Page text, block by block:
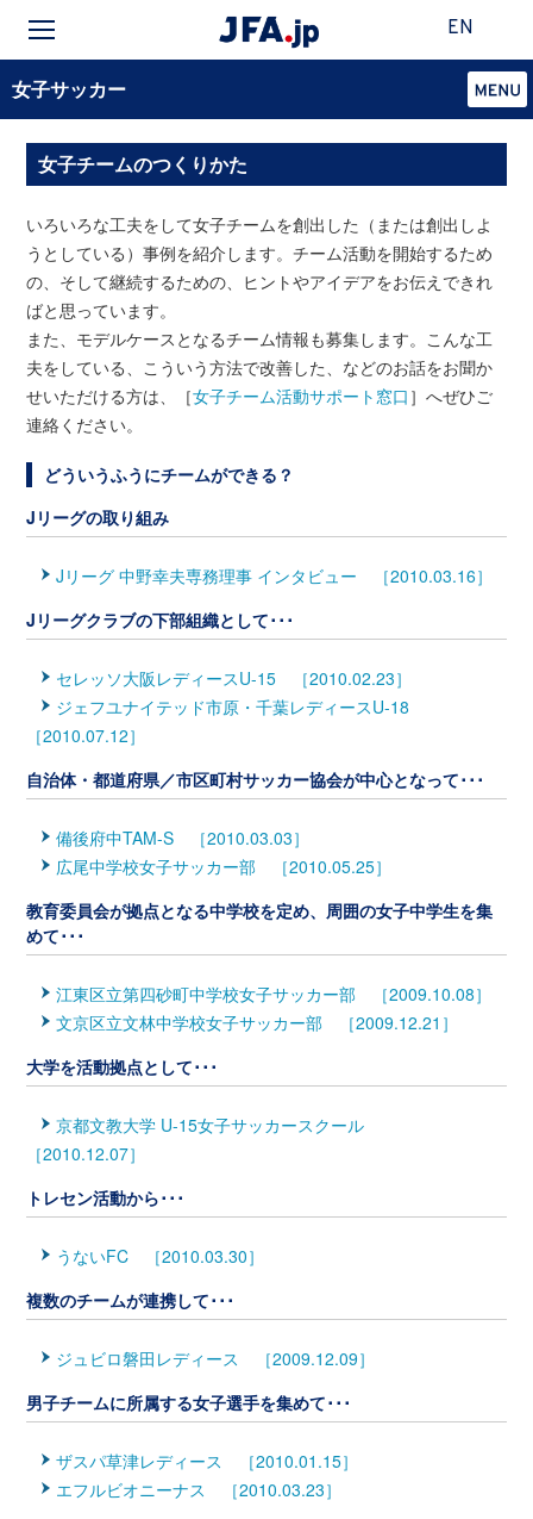
EN
女子サッカー
女子チームのつくりかた
いろいろな工夫をして女子チームを創出した（または創出しよ
うとしている）事例を紹介します。チーム活動を開始するため
の、そして継続するための、ヒントやアイデアをお伝えできれ
ばと思っています。
また、モデルケースとなるチーム情報も募集します。こんな工
夫をしている、こういう方法で改善した、などのお話をお聞か
せいただける方は、［女子チーム活動サポート窓口 ］へぜひご
連絡ください。
どういうふうにチームができる？
Jリーグの取り組み
Jリーグ 中野幸夫専務理事 インタビュー ［2010.03.16］
Jリーグクラブの下部組織として･･･
セレッソ大阪レディースU-15 ［2010.02.23］
ジェフユナイテッド市原・千葉レディースU-18
［2010.07.12］
自治体・都道府県／市区町村サッカー協会が中心となって･･･
備後府中TAM-S ［2010.03.03］
広尾中学校女子サッカー部 ［2010.05.25］
教育委員会が拠点となる中学校を定め、周囲の女子中学生を集
めて･･･
江東区立第四砂町中学校女子サッカー部 ［2009.10.08］
文京区立文林中学校女子サッカー部 ［2009.12.21］
大学を活動拠点として･･･
京都文教大学 U-15女子サッカースクール
［2010.12.07］
トレセン活動から･･･
うないFC ［2010.03.30］
複数のチームが連携して･･･
ジュビロ磐田レディース ［2009.12.09］
男子チームに所属する女子選手を集めて･･･
ザスパ草津レディース ［2010.01.15］
エフルビオニーナス ［2010.03.23］